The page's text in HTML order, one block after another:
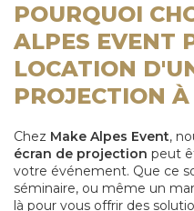
POURQUOI
ALPES EVENT
LOCATION
PROJECTION
Chez Make Alpes Event,
écran de projection peut
votre événement. Que ce
séminaire, ou même un
là pour vous offrir des